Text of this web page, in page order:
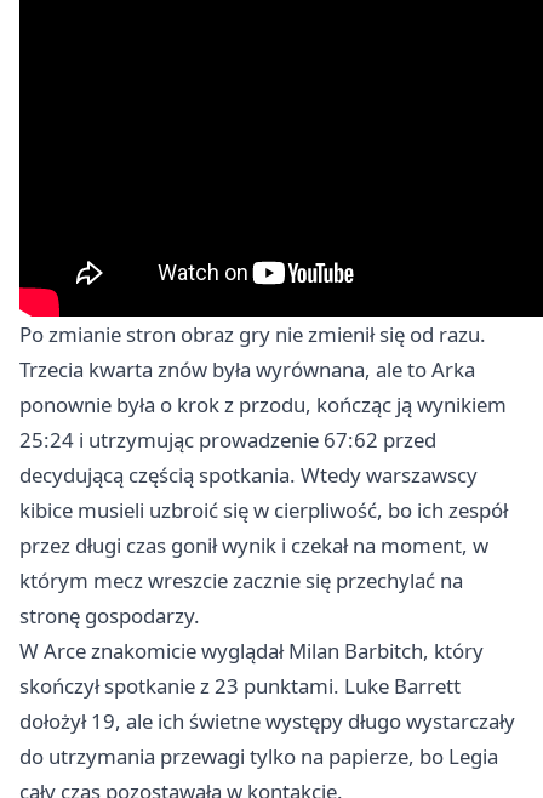
Po zmianie stron obraz gry nie zmienił się od razu.
Trzecia kwarta znów była wyrównana, ale to Arka
ponownie była o krok z przodu, kończąc ją wynikiem
25:24 i utrzymując prowadzenie 67:62 przed
decydującą częścią spotkania. Wtedy warszawscy
kibice musieli uzbroić się w cierpliwość, bo ich zespół
przez długi czas gonił wynik i czekał na moment, w
którym mecz wreszcie zacznie się przechylać na
stronę gospodarzy.
W Arce znakomicie wyglądał Milan Barbitch, który
skończył spotkanie z 23 punktami. Luke Barrett
dołożył 19, ale ich świetne występy długo wystarczały
do utrzymania przewagi tylko na papierze, bo Legia
cały czas pozostawała w kontakcie.